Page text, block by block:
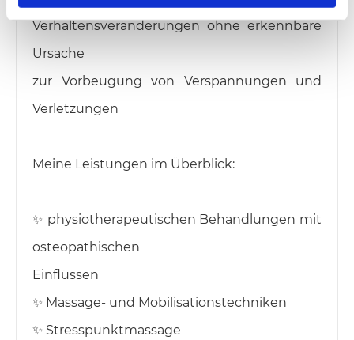
l
Verhaltensveränderungen ohne erkennbare
Ursache
zur Vorbeugung von Verspannungen und
Verletzungen
Meine Leistungen im Überblick:
✨️ physiotherapeutischen Behandlungen mit
osteopathischen
Einflüssen
✨️ Massage- und Mobilisationstechniken
✨️ Stresspunktmassage